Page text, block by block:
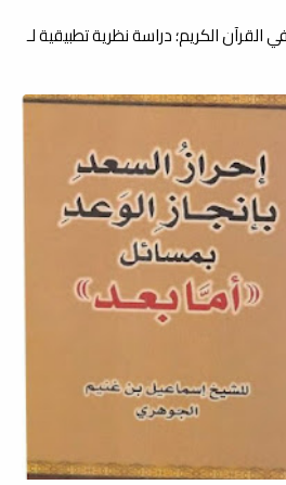
القرآن الکريم؛ دراسة نظرية تطبيقية لـ